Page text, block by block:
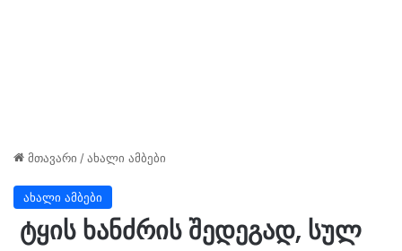
მთავარი /ახალი ამბები
ახალი ამბები
ტყის ხანძრის შედეგად, სულ